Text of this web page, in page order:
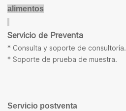
alimentos
Servicio de Preventa
* Consulta y soporte de consultoría.
* Soporte de prueba de muestra.
Servicio postventa